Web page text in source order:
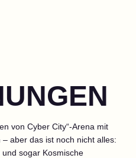
von Cyber City“-Arena mit
aber das ist noch nicht alles:
sogar Kosmische